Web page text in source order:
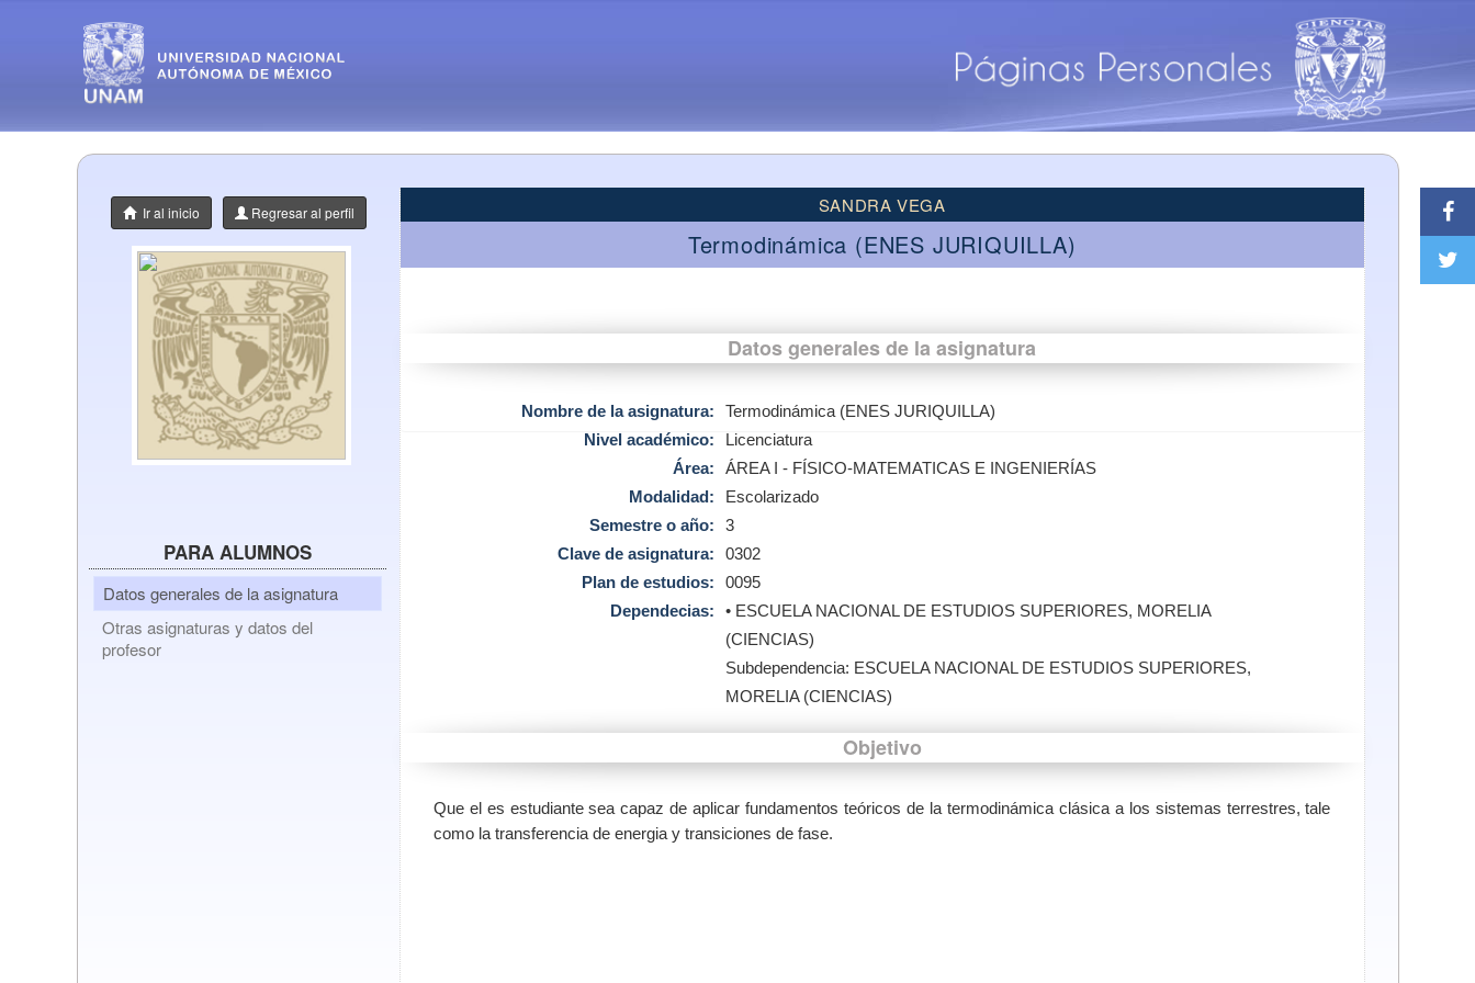
Ir al inicio Regresar al perfil
PARA ALUMNOS
Datos generales de la asignatura
Otras asignaturas y datos del
profesor
SANDRA VEGA
Termodinámica (ENES JURIQUILLA)
Datos generales de la asignatura
Nombre de la asignatura:
Termodinámica (ENES JURIQUILLA)
Nivel académico:
Licenciatura
Área:
ÁREA I - FÍSICO-MATEMATICAS E INGENIERÍAS
Modalidad:
Escolarizado
Semestre o año:
3
Clave de asignatura:
0302
Plan de estudios:
0095
Dependecias:
• ESCUELA NACIONAL DE ESTUDIOS SUPERIORES, MORELIA
(CIENCIAS)
Subdependencia: ESCUELA NACIONAL DE ESTUDIOS SUPERIORES,
MORELIA (CIENCIAS)
Objetivo
Que el es estudiante sea capaz de aplicar fundamentos teóricos de la termodinámica clásica a los sistemas terrestres, tale
como la transferencia de energia y transiciones de fase.